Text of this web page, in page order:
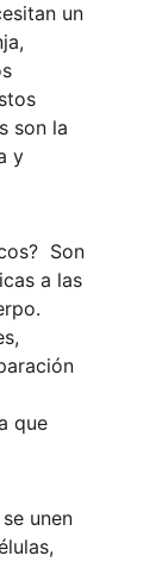
un
son la
y
Son
a las
que
unen